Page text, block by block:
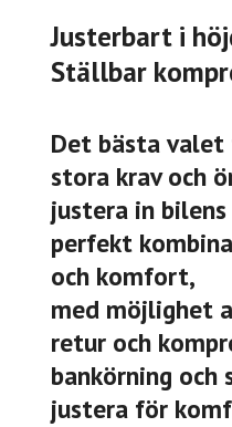
Justerbart i
Ställbar
Det bästa valet
stora krav och
justera in
perfekt
och komfort,
med möjlighet
retur och
bankörning och
justera för